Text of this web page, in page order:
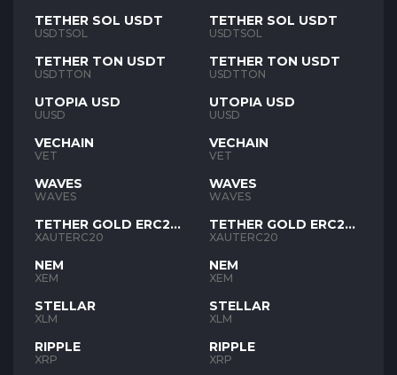
TETHER SOL USDT
USDTSOL
TETHER TON USDT
USDTTON
UTOPIA USD
UUSD
VECHAIN
VET
WAVES
WAVES
TETHER GOLD ERC20
XAUT
XAUTERC20
NEM
XEM
STELLAR
XLM
RIPPLE
XRP
TETHER SOL USDT
USDTSOL
TETHER TON USDT
USDTTON
UTOPIA USD
UUSD
VECHAIN
VET
WAVES
WAVES
TETHER GOLD ERC20
XAUT
XAUTERC20
NEM
XEM
STELLAR
XLM
RIPPLE
XRP